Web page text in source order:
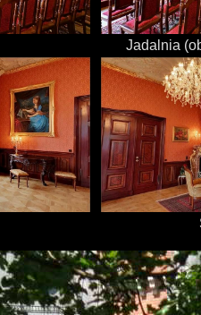
Jadalnia